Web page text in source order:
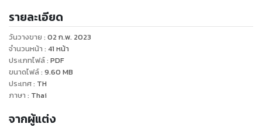
เกมส์(ANDROID)สนใจติดต่อคุณชัยยันต์ T.0898743604)เพื่อ
นำไปขายปลีกละขายส่งเท่านั้น)หรือว่าหากเล่นไม่ผ่านและติดตรง
ไหนติดต่อคุณชัยยันต์ T.0964836498(ติดต่อ
สอบถาม(ANDROID)เท่านั้นหรือไม่ก็
ใช้(EMAIL)crystalebookgame@gmail.com)ส่วนบทสรุป
เกมส์(เกมส์เศรษฐีวงเหล้า)ได้รับอนุญาติการพิมพ์จำหน่ายจากทีม
หวย)โดยทีมงาน FERRET KING สามารถดาวโหลดได้แล้วที่
รายละเอียด
วันวางขาย : 02 ก.พ. 2023
จำนวนหน้า : 41 หน้า
ประเภทไฟล์: PDF
ขนาดไฟล์: 9.60 MB
ประเทศ: TH
ภาษา : Thai
จากผู้แต่ง